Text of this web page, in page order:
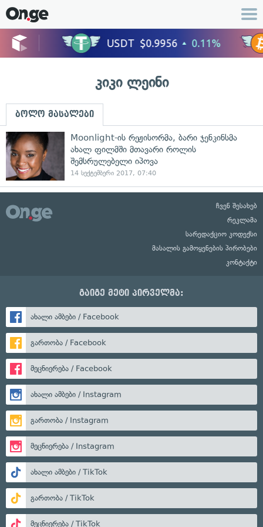
კიკი ლეინი
ბოლო მასალები
Moonlight-ის რეჟისორმა, ბარი ჯენკინსმა
ახალ ფილმში მთავარი როლის
შემსრულებელი იპოვა
14 სექტემბერი 2017, 07:40
ჩვენ შესახებ
რეკლამა
სარედაქციო კოდექსი
მასალის გამოყენების პირობები
კონტაქტი
გაიგე მეტი პირველმა:
ახალი ამბები / Facebook
გართობა / Facebook
მეცნიერება / Facebook
ახალი ამბები / Instagram
გართობა / Instagram
მეცნიერება / Instagram
ახალი ამბები / TikTok
გართობა / TikTok
მეცნიერება / TikTok